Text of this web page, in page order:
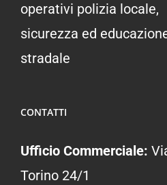
operativi polizia locale,
sicurezza ed
stradale
CONTATTI
Ufficio Commerciale:
Torino 24/1